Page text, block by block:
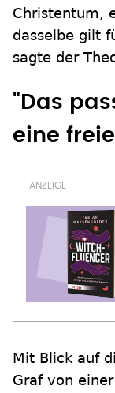
Christentum,
dasselbe gilt
sagte der
"Das
eine
Mit Blick auf
Graf von